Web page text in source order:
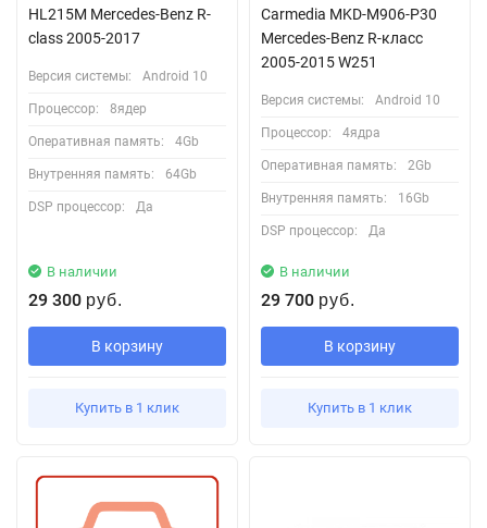
HL215M Mercedes-Benz R-
class 2005-2017
Версия системы: Android 10
Процессор: 8ядер
Оперативная память: 4Gb
Внутренняя память: 64Gb
DSP процессор: Да
В наличии
29 300 руб.
В корзину
Купить в 1 клик
Carmedia MKD-M906-P30
Mercedes-Benz R-класс
2005-2015 W251
Версия системы: Android 10
Процессор: 4ядра
Оперативная память: 2Gb
Внутренняя память: 16Gb
DSP процессор: Да
В наличии
29 700 руб.
В корзину
Купить в 1 клик